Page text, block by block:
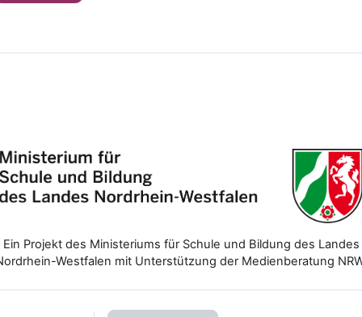
Ein Projekt des Ministeriums für Schule und Bildung des Landes
Westfalen mit Unterstützung der Medienberatung